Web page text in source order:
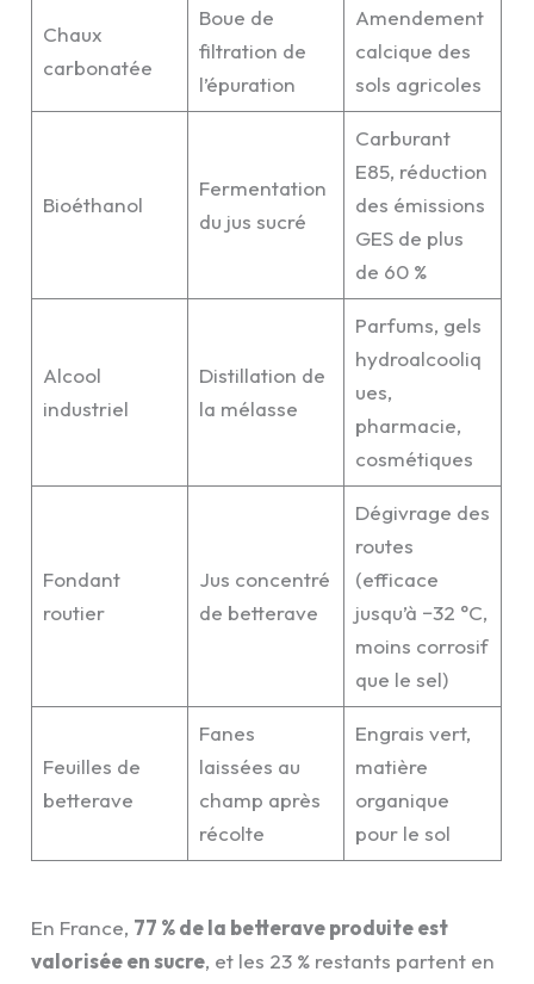
Chaux
carbonatée
Boue de
filtration de
l’épuration
Amendement
calcique des
sols agricoles
Bioéthanol
Fermentation
du jus sucré
Carburant
E85, réduction
des émissions
GES de plus
de 60 %
Alcool
industriel
Distillation de
la mélasse
Parfums, gels
hydroalcooliq
ues,
pharmacie,
cosmétiques
Fondant
routier
Jus concentré
de betterave
Dégivrage des
routes
(efficace
jusqu’à −32 °C,
moins corrosif
que le sel)
Feuilles de
betterave
Fanes
laissées au
champ après
récolte
Engrais vert,
matière
organique
pour le sol
En France, 77 % de la betterave produite est
valorisée en sucre, et les 23 % restants partent en